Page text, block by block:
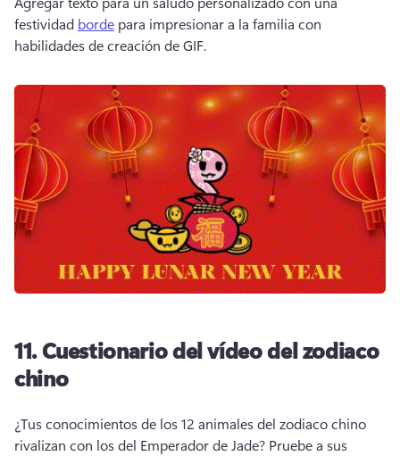
festividad borde para impresionar a la familia con
habilidades de creación de GIF.
11.Cuestionario del vídeo del zodiaco
chino
¿Tus conocimientos de los 12 animales del zodiaco chino
rivalizan con los del Emperador de Jade? Pruebe a sus